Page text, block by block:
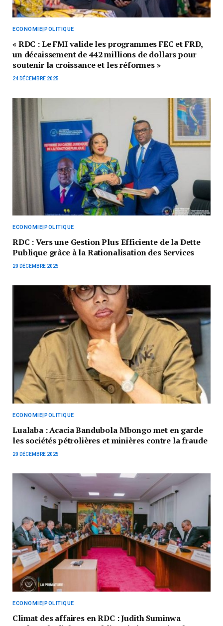
ECONOMIE|POLITIQUE
« RDC : Le FMI valide les programmes FEC et FRD,
un décaissement de 442 millions de dollars pour
soutenir la croissance et les réformes »
24 DÉCEMBRE 2025
ECONOMIE|POLITIQUE
RDC : Vers une Gestion Plus Efficiente de la Dette
Publique grâce à la Rationalisation des Services
20 DÉCEMBRE 2025
ECONOMIE|POLITIQUE
Lualaba : Acacia Bandubola Mbongo met en garde
les sociétés pétrolières et minières contre la fraude
20 DÉCEMBRE 2025
ECONOMIE|POLITIQUE
Climat des affaires en RDC : Judith Suminwa